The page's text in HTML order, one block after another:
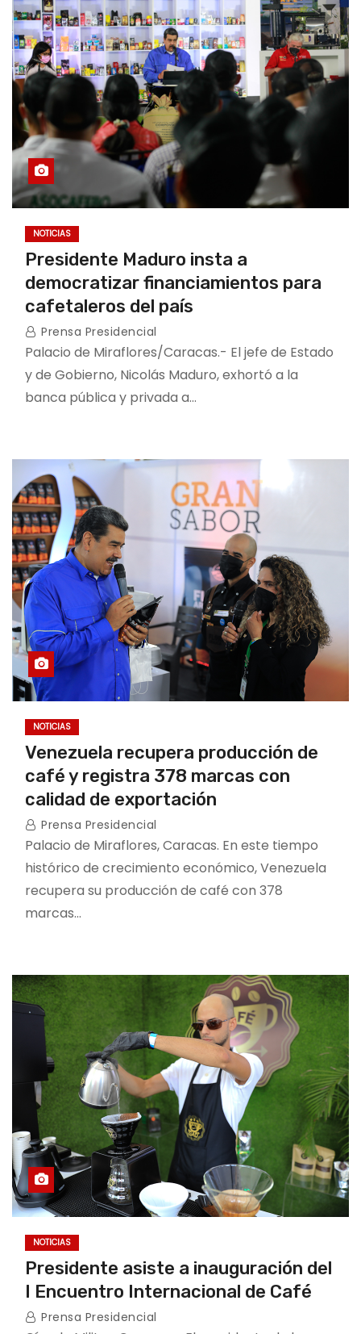
NOTICIAS
Presidente Maduro insta a
democratizar financiamientos para
cafetaleros del país
Prensa Presidencial
Palacio de Miraflores/Caracas.- El jefe de Estado
y de Gobierno, Nicolás Maduro, exhortó a la
banca pública y privada a…
NOTICIAS
Venezuela recupera producción de
café y registra 378 marcas con
calidad de exportación
Prensa Presidencial
Palacio de Miraflores, Caracas. En este tiempo
histórico de crecimiento económico, Venezuela
recupera su producción de café con 378
marcas…
NOTICIAS
Presidente asiste a inauguración del
I Encuentro Internacional de Café
Prensa Presidencial